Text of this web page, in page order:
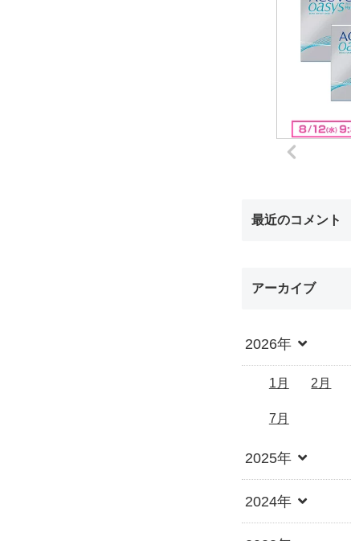
最近のコメント
アーカイブ
2026年
1月 2月
7月
2025年
2024年